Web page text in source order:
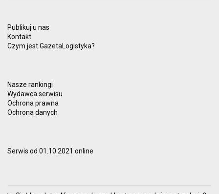
Publikuj u nas
Kontakt
Czym jest GazetaLogistyka?
Nasze rankingi
Wydawca serwisu
Ochrona prawna
Ochrona danych
Serwis od 01.10.2021 online